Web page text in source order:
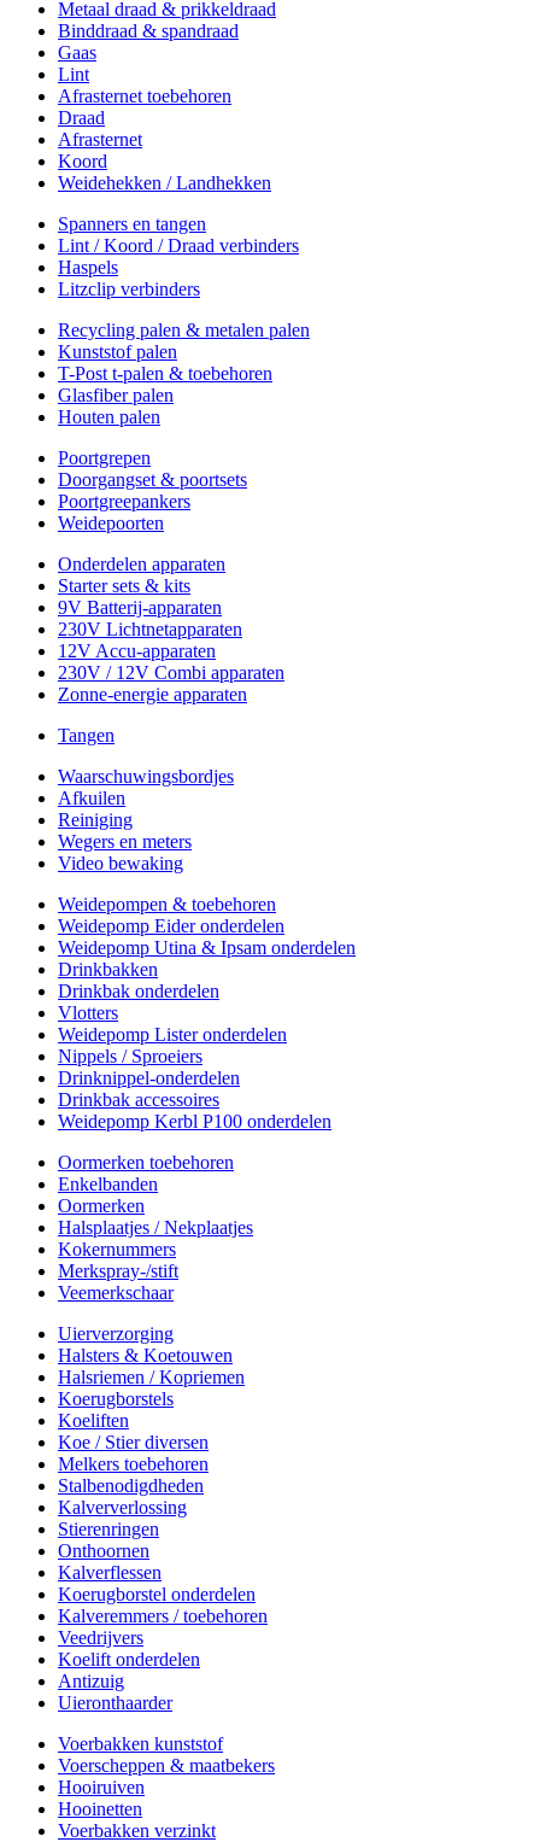
Metaal draad & prikkeldraad
Binddraad & spandraad
Gaas
Lint
Afrasternet toebehoren
Draad
Afrasternet
Koord
Weidehekken / Landhekken
Spanners en tangen
Lint / Koord / Draad verbinders
Haspels
Litzclip verbinders
Recycling palen & metalen palen
Kunststof palen
T-Post t-palen & toebehoren
Glasfiber palen
Houten palen
Poortgrepen
Doorgangset & poortsets
Poortgreepankers
Weidepoorten
Onderdelen apparaten
Starter sets & kits
9V Batterij-apparaten
230V Lichtnetapparaten
12V Accu-apparaten
230V / 12V Combi apparaten
Zonne-energie apparaten
Tangen
Waarschuwingsbordjes
Afkuilen
Reiniging
Wegers en meters
Video bewaking
Weidepompen & toebehoren
Weidepomp Eider onderdelen
Weidepomp Utina & Ipsam onderdelen
Drinkbakken
Drinkbak onderdelen
Vlotters
Weidepomp Lister onderdelen
Nippels / Sproeiers
Drinknippel-onderdelen
Drinkbak accessoires
Weidepomp Kerbl P100 onderdelen
Oormerken toebehoren
Enkelbanden
Oormerken
Halsplaatjes / Nekplaatjes
Kokernummers
Merkspray-/stift
Veemerkschaar
Uierverzorging
Halsters & Koetouwen
Halsriemen / Kopriemen
Koerugborstels
Koeliften
Koe / Stier diversen
Melkers toebehoren
Stalbenodigdheden
Kalververlossing
Stierenringen
Onthoornen
Kalverflessen
Koerugborstel onderdelen
Kalveremmers / toebehoren
Veedrijvers
Koelift onderdelen
Antizuig
Uieronthaarder
Voerbakken kunststof
Voerscheppen & maatbekers
Hooiruiven
Hooinetten
Voerbakken verzinkt